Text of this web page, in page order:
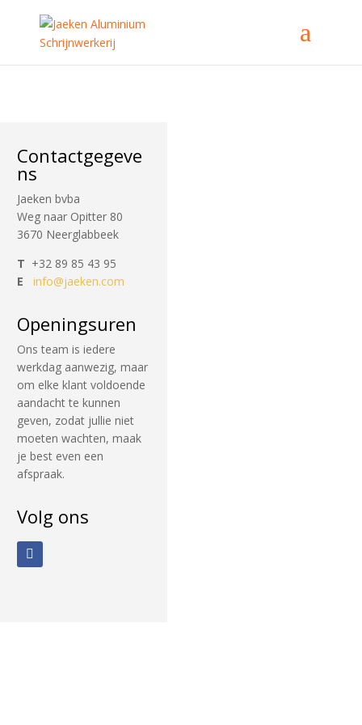
Contactgegeve
ns
Jaeken bvba
Weg naar Opitter 80
3670 Neerglabbeek
T +32 89 85 43 95
E
info@jaeken.com
Openingsuren
Ons team is iedere
werkdag aanwezig, maar
om elke klant voldoende
aandacht te kunnen
geven, zodat jullie niet
moeten wachten, maak
je best even een
afspraak.
Volg ons